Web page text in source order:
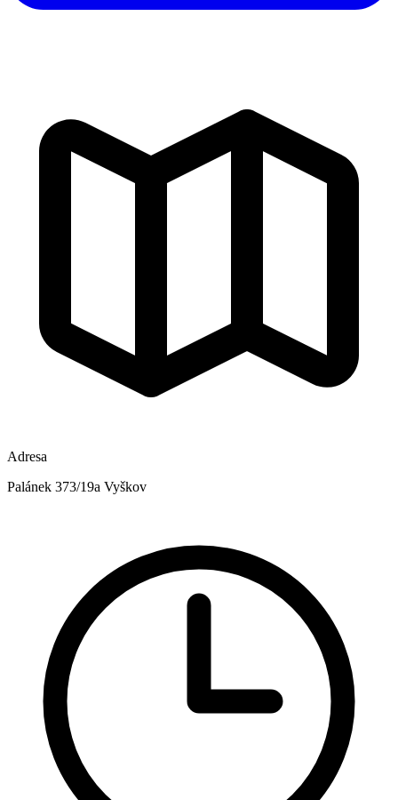
Adresa
Palánek 373/19a Vyškov